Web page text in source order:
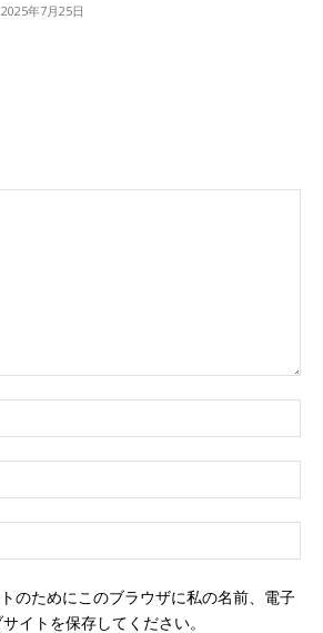
2025年7月25日
前
メ
ー
ェ
のためにこのブラウザに私の名前、電子
イトを保存してください。